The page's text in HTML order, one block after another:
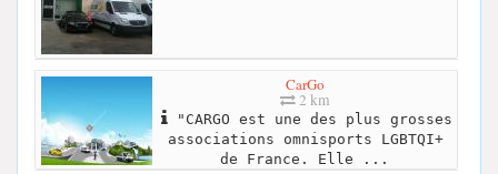
CarGo
2 km
"CARGO est une des plus grosses
associations omnisports LGBTQI+
de France. Elle ...